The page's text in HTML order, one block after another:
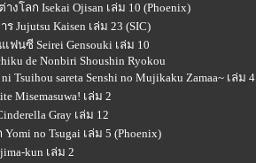
โลก Isekai Ojisan เล่ม 10 (Phoenix)
Jujutsu Kaisen เล่ม 23 (SIC)
นซี Seirei Gensouki เล่ม 10
de Nonbiri Shoushin Ryokou
Tsuihou sareta Senshi no Mujikaku Zamaa~ เล่ม 4
Misemasuwa! เล่ม 2
Gray เล่ม 12
no Tsugai เล่ม 5 (Phoenix)
kun เล่ม 2